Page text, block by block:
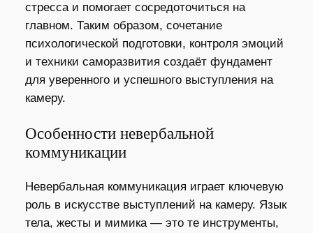
стресса и помогает сосредоточиться на
главном. Таким образом, сочетание
психологической подготовки, контроля эмоций
и техники саморазвития создаёт фундамент
для уверенного и успешного выступления на
камеру.
Особенности невербальной
коммуникации
Невербальная коммуникация играет ключевую
роль в искусстве выступлений на камеру. Язык
тела, жесты и мимика — это те инструменты,